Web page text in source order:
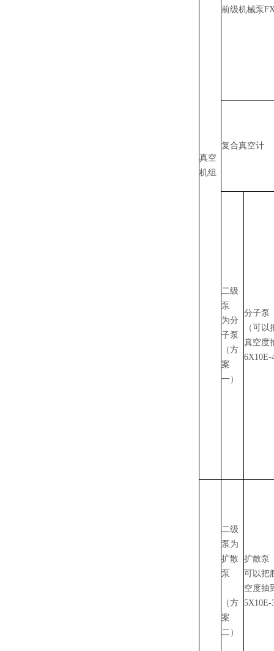
真空
机组
前级机械泵
复合真空计
二级
泵
为分
子泵
（方
案
一）
分子泵
（可以
真空度
6X10E-
二级
泵为
扩散
泵
（方
案
二）
扩散泵
可以把
空度抽
5X10E-